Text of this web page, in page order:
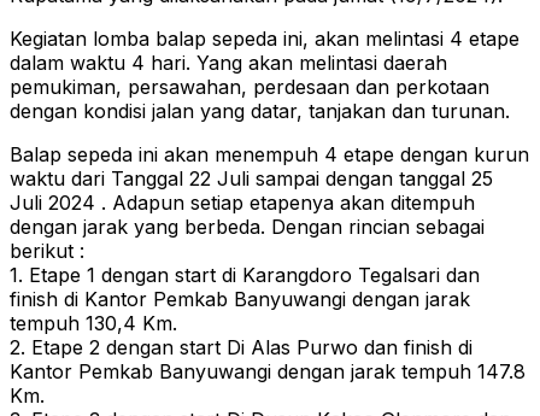
Kegiatan lomba balap sepeda ini, akan melintasi 4 etape
dalam waktu 4 hari. Yang akan melintasi daerah
pemukiman, persawahan, perdesaan dan perkotaan
dengan kondisi jalan yang datar, tanjakan dan turunan.
Balap sepeda ini akan menempuh 4 etape dengan kurun
waktu dari Tanggal 22 Juli sampai dengan tanggal 25
Juli 2024 . Adapun setiap etapenya akan ditempuh
dengan jarak yang berbeda. Dengan rincian sebagai
berikut :
1. Etape 1 dengan start di Karangdoro Tegalsari dan
finish di Kantor Pemkab Banyuwangi dengan jarak
tempuh 130,4 Km.
2. Etape 2 dengan start Di Alas Purwo dan finish di
Kantor Pemkab Banyuwangi dengan jarak tempuh 147.8
Km.